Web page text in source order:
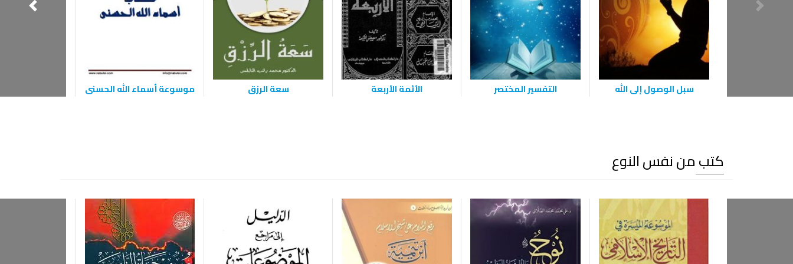
سبل الوصول إلى الله التفسير المختصر الأئمة الأربعة سعة الرزق موسوعة أسماء الله الحسنى
كتب من نفس النوع